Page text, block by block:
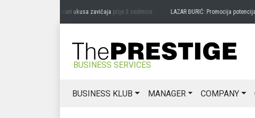
MIĆANOVIĆ: Čuvari ukusa zavičajaprije 3 sedmice LAZAR ĐURIĆ: Promocija potencijal
BUSINESS SERVICES
BUSINESS KLUB MANAGER COMPANY